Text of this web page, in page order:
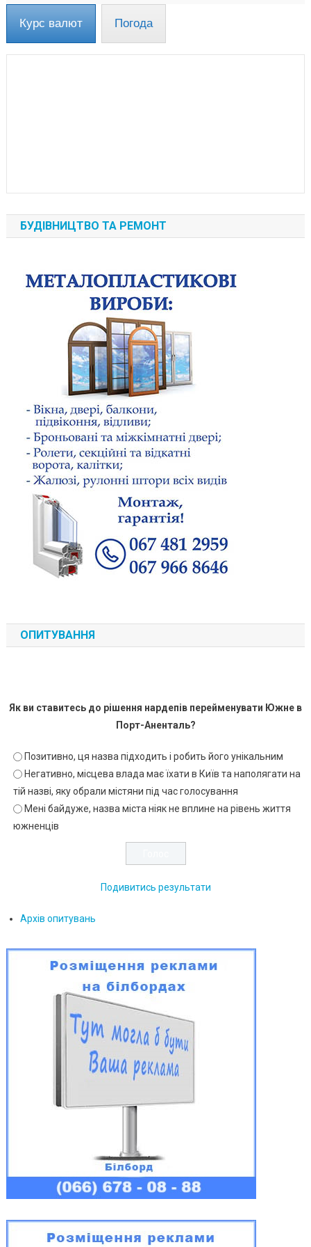
Курс валют Погода
БУДІВНИЦТВО ТА РЕМОНТ
ОПИТУВАННЯ
Як ви ставитесь до рішення нардепів перейменувати Южне в
Порт-Аненталь?
Позитивно, ця назва підходить і робить його унікальним
Негативно, місцева влада має їхати в Київ та наполягати на
тій назві, яку обрали містяни під час голосування
Мені байдуже, назва міста ніяк не вплине на рівень життя
южненців
Подивитись результати
Архів опитувань